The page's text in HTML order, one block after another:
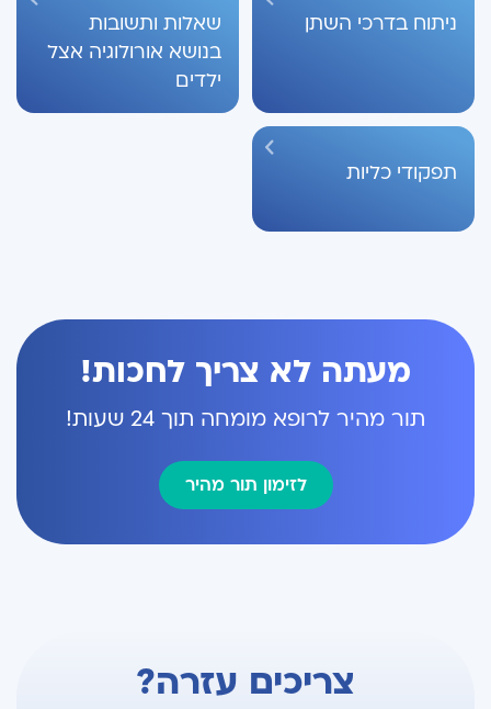
ניתוח בדרכי השתן
שאלות ותשובות
בנושא אורולוגיה אצל
ילדים
תפקודי כליות
מעתה לא צריך לחכות!
תור מהיר לרופא מומחה תוך 24 שעות!
לזימון תור מהיר
צריכים עזרה?